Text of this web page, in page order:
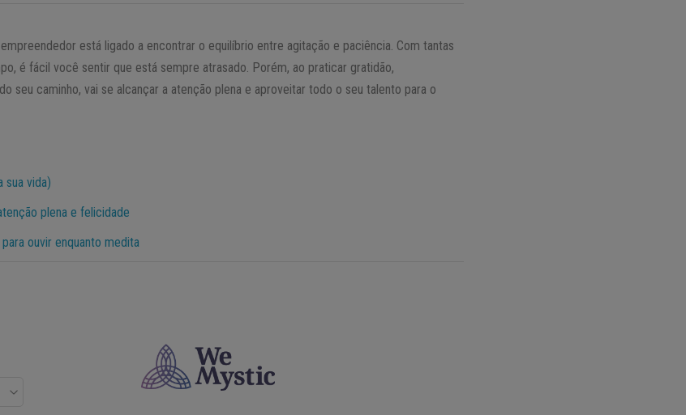
está ligado a encontrar o equilíbrio entre agitação e paciência. Com tantas
é fácil você sentir que está sempre atrasado. Porém, ao praticar gratidão,
seu caminho, vai se alcançar a atenção plena e aproveitar todo o seu talento para o
sua vida)
plena e felicidade
ouvir enquanto medita